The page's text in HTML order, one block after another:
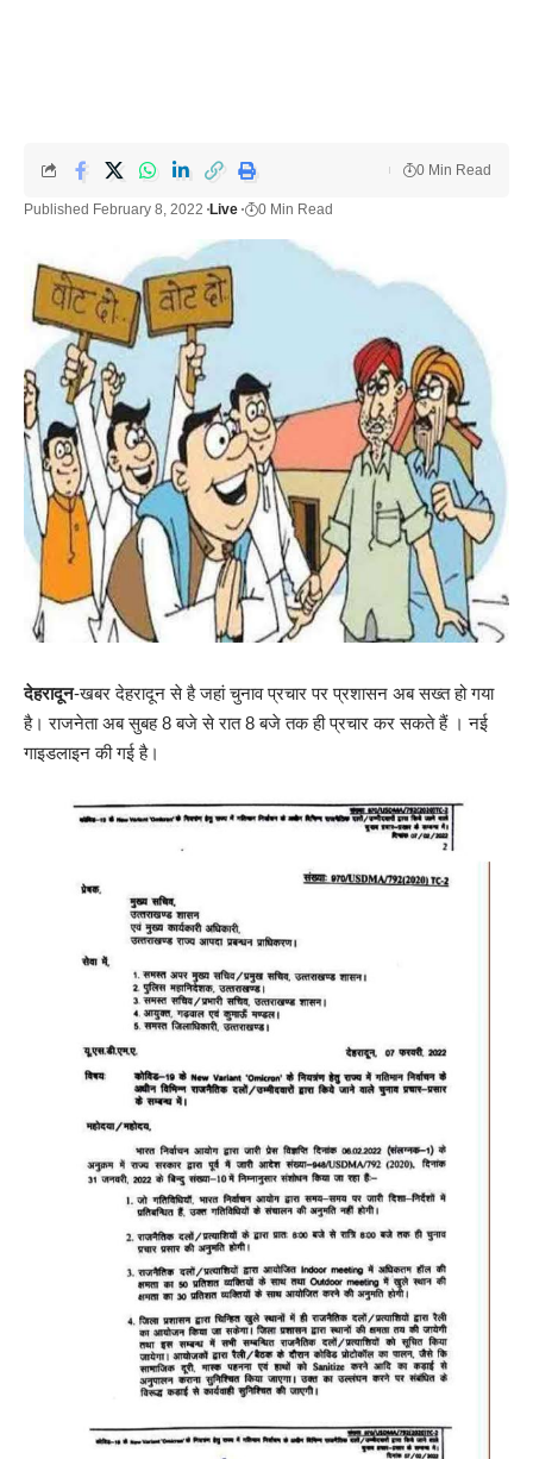
Published February 8, 2022 Live 0 Min Read
0 Min Read
देहरादून-खबर देहरादून से है जहां चुनाव प्रचार पर प्रशासन अब सख्त हो गया
है। राजनेता अब सुबह 8 बजे से रात 8 बजे तक ही प्रचार कर सकते हैं । नई
गाइडलाइन की गई है।